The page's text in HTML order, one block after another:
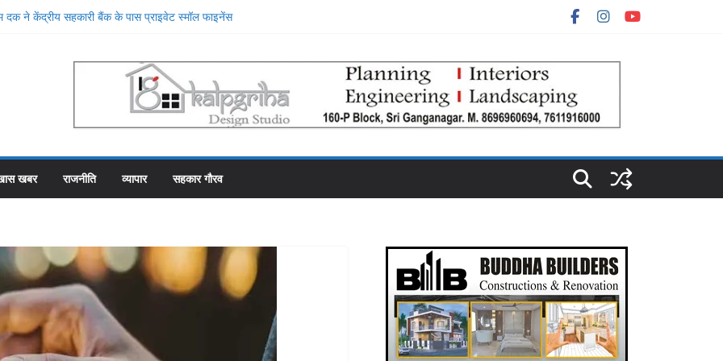
दक ने केंद्रीय सहकारी बैंक के पास प्राइवेट स्मॉल फाइनेंस
स्थान पर रहे सहकारी भंडार के पास कर्मचारियों को वेतन देने
से फाका काट रहे 31 कर्मचारी
योजना में गड़बड़ी की एक और एजेंसी ने शुरू की जांच
के शीश महल में रोजगार उत्सव और मीडिया मैनेजमेंट
समिति व्यवस्थापकों की मिलीभगत से फसल बीमा में
खबर राजनीति व्यापार सहकार गौरव